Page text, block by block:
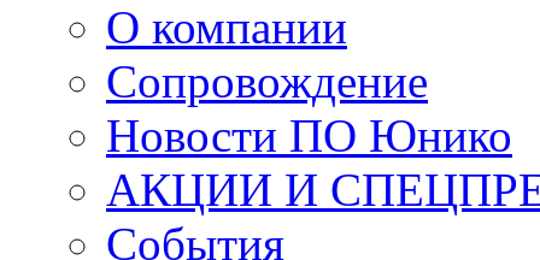
О компании
Сопровождение
Новости ПО Юнико
АКЦИИ И
События